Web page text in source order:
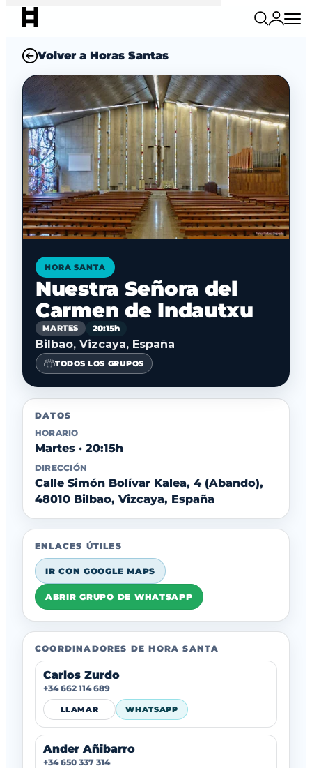
Volver a Horas Santas
HORA SANTA
Nuestra Señora del
Carmen de Indautxu
MARTES 20:15h
Bilbao, Vizcaya, España
TODOS LOS GRUPOS
DATOS
HORARIO
Martes · 20:15h
DIRECCIÓN
Calle Simón Bolívar Kalea, 4 (Abando),
48010 Bilbao, Vizcaya, España
ENLACES ÚTILES
IR CON GOOGLE MAPS
ABRIR GRUPO DE WHATSAPP
COORDINADORES DE HORA SANTA
Carlos Zurdo
+34 662 114 689
LLAMAR WHATSAPP
Ander Añibarro
+34 650 337 314